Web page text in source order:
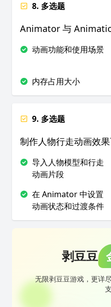
8. 多选题
Animator 与
动画功能和使用场景
内存占用大小
9. 多选题
制作人物行走动画效
导入人物模型和行走
动画片段
在 Animator 中设置
动画状态和过渡条件
剥豆豆
无限剥豆豆游戏，更详